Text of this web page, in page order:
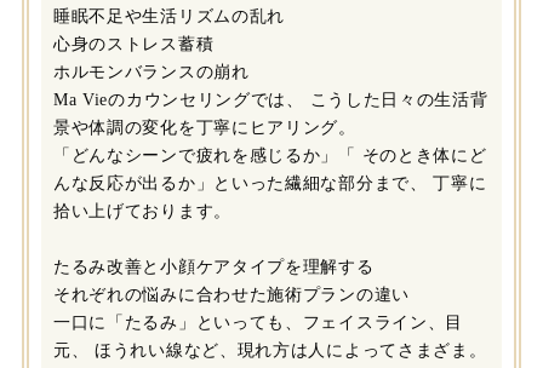
睡眠不足や生活リズムの乱れ
心身のストレス蓄積
ホルモンバランスの崩れ
Ma Vieのカウンセリングでは、 こうした日々の生活背
景や体調の変化を丁寧にヒアリング。
「どんなシーンで疲れを感じるか」「 そのとき体にど
んな反応が出るか」といった繊細な部分まで、 丁寧に
拾い上げております。
たるみ改善と小顔ケアタイプを理解する
それぞれの悩みに合わせた施術プランの違い
一口に「たるみ」といっても、フェイスライン、目
元、 ほうれい線など、現れ方は人によってさまざま。